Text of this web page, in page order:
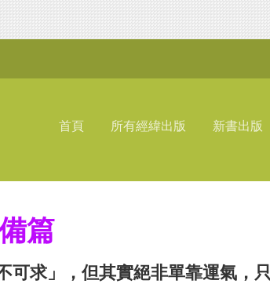
首頁 所有經緯出版 新書出版
篇
可求」，但其實絕非單靠運氣，